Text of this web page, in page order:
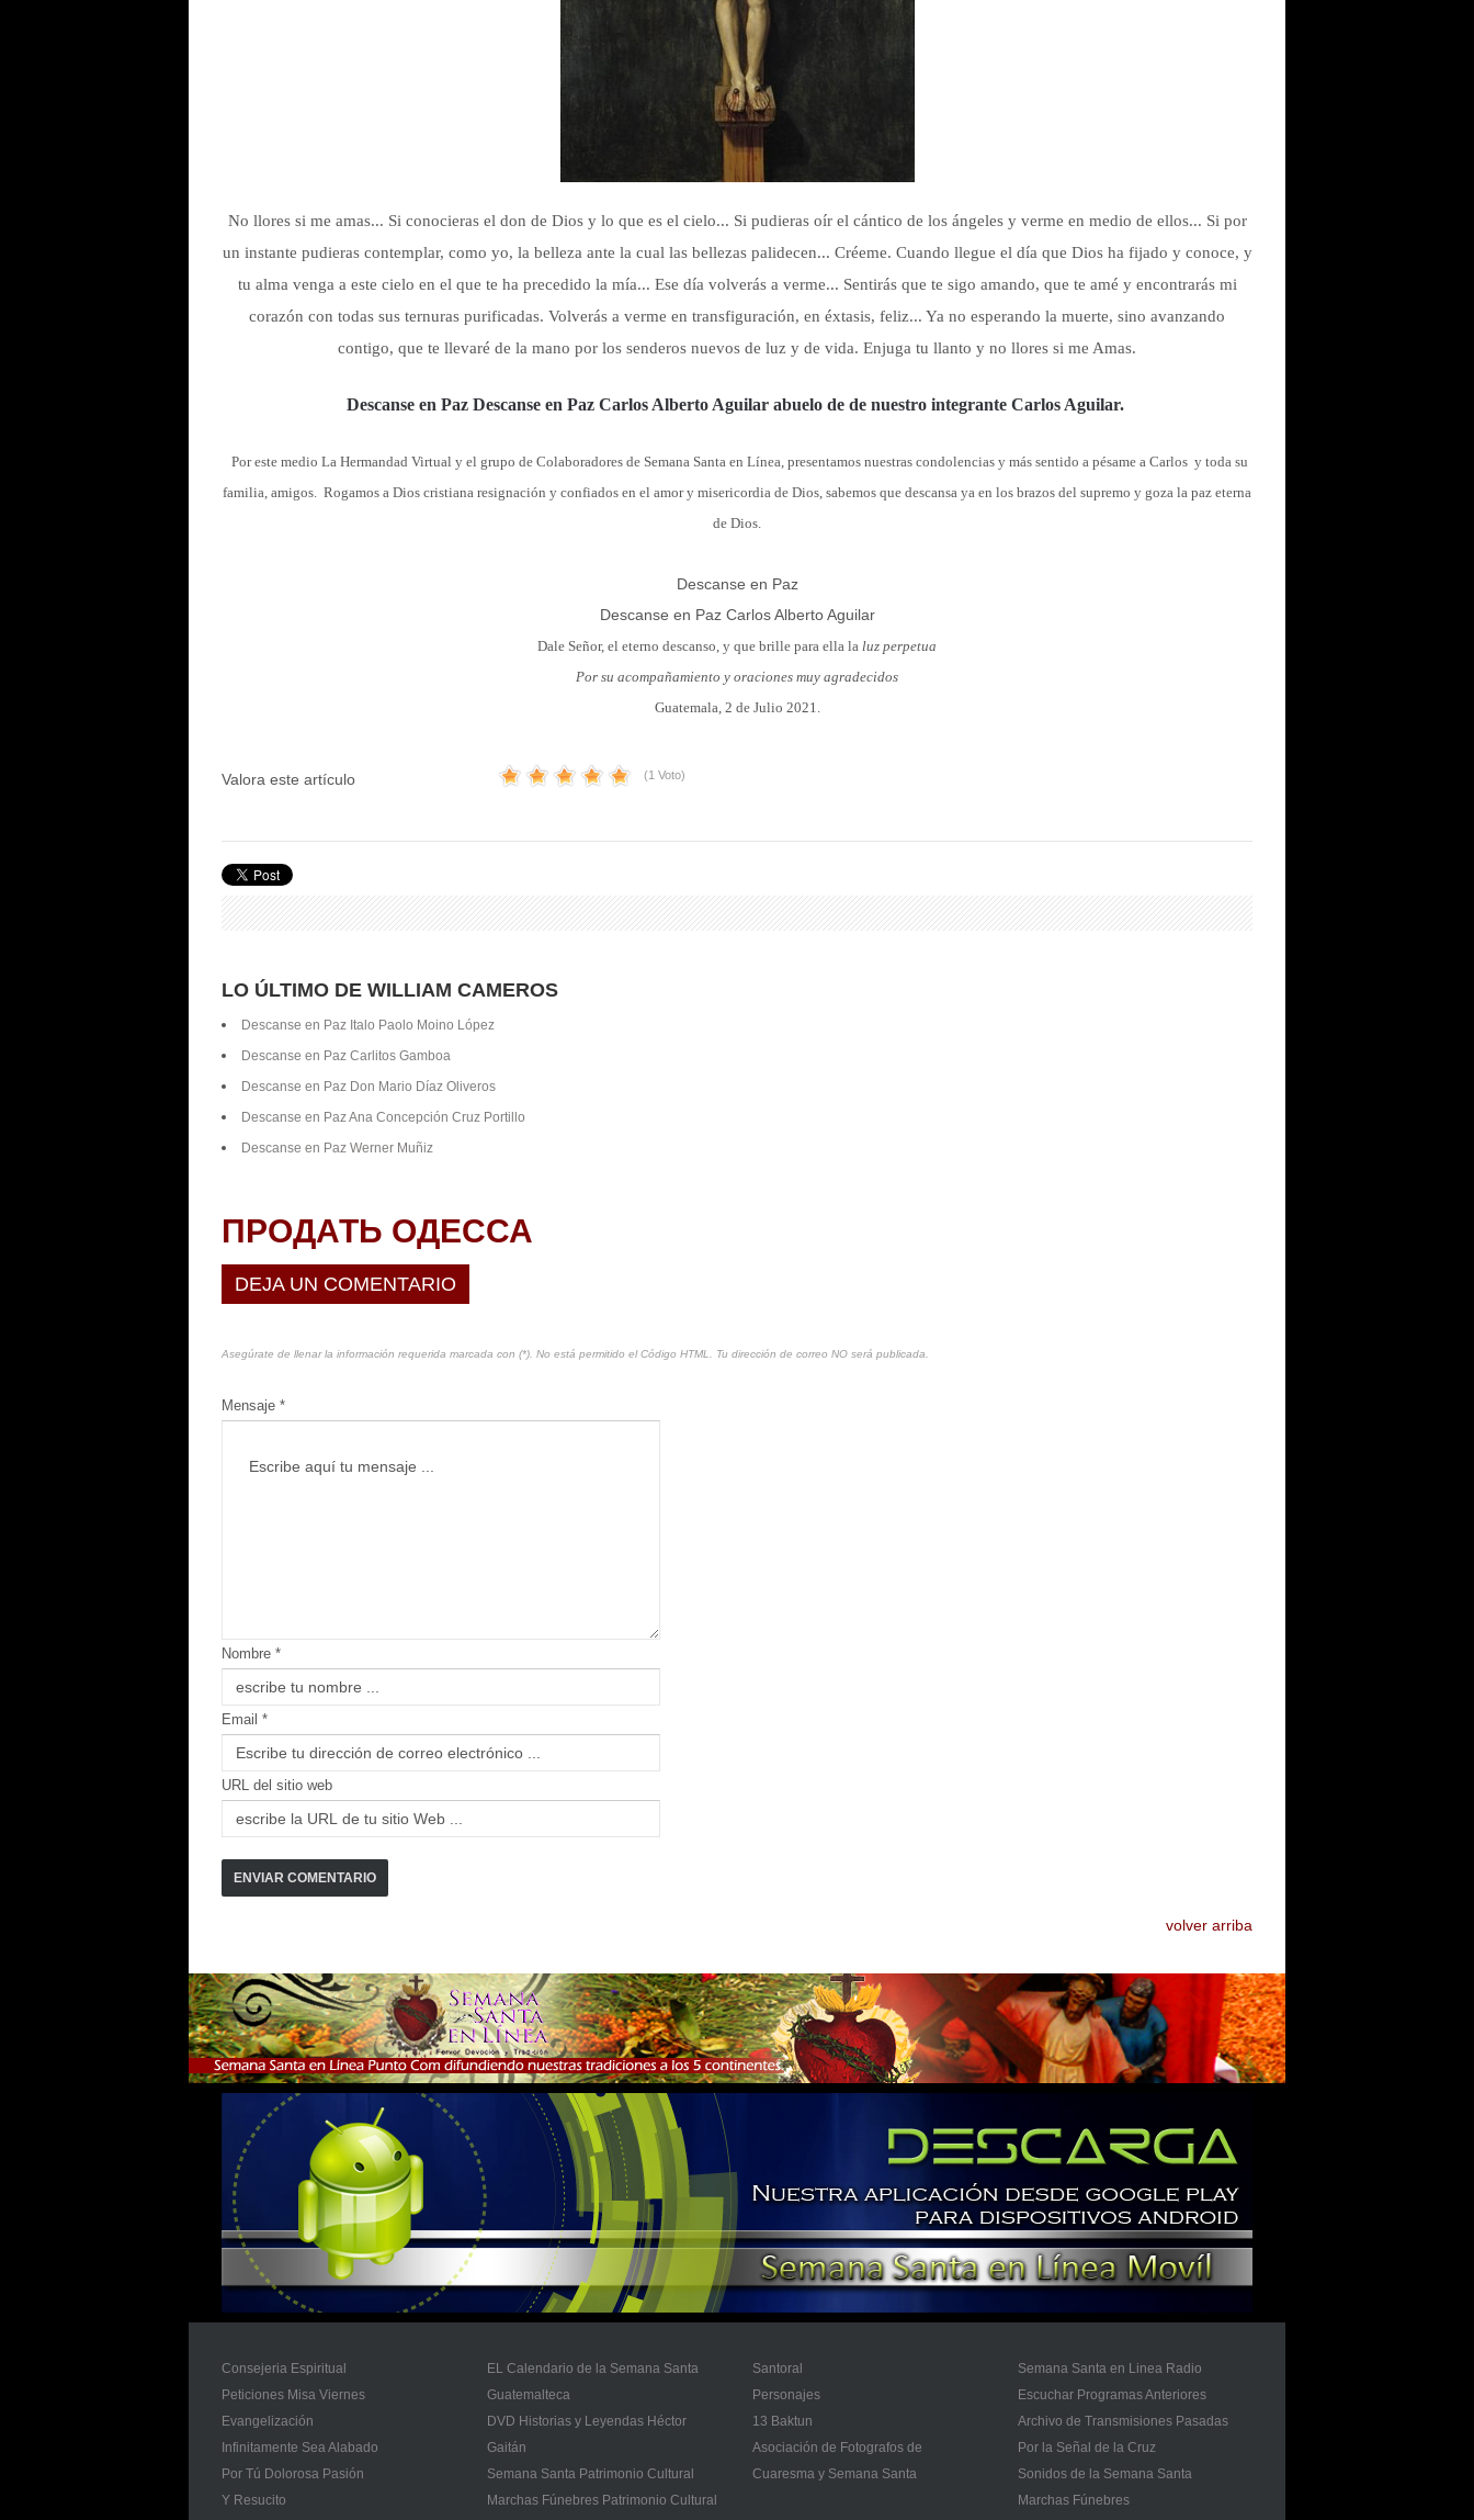
No llores si me amas... Si conocieras el don de Dios y lo que es el cielo... Si pudieras oír el cántico de los ángeles y verme en medio de ellos... Si por
un instante pudieras contemplar, como yo, la belleza ante la cual las bellezas palidecen... Créeme. Cuando llegue el día que Dios ha fijado y conoce, y
tu alma venga a este cielo en el que te ha precedido la mía... Ese día volverás a verme... Sentirás que te sigo amando, que te amé y encontrarás mi
corazón con todas sus ternuras purificadas. Volverás a verme en transfiguración, en éxtasis, feliz... Ya no esperando la muerte, sino avanzando
contigo, que te llevaré de la mano por los senderos nuevos de luz y de vida. Enjuga tu llanto y no llores si me Amas.
Descanse en Paz Descanse en Paz Carlos Alberto Aguilar abuelo de de nuestro integrante Carlos Aguilar.
Por este medio La Hermandad Virtual y el grupo de Colaboradores de Semana Santa en Línea, presentamos nuestras condolencias y más sentido a pésame a Carlos y toda su
familia, amigos. Rogamos a Dios cristiana resignación y confiados en el amor y misericordia de Dios, sabemos que descansa ya en los brazos del supremo y goza la paz eterna
de Dios.
Descanse en Paz
Descanse en Paz Carlos Alberto Aguilar
Dale Señor, el eterno descanso, y que brille para ella la luz perpetua
Por su acompañamiento y oraciones muy agradecidos
Guatemala, 2 de Julio 2021.
Valora este artículo (1 Voto)
LO ÚLTIMO DE WILLIAM CAMEROS
Descanse en Paz Italo Paolo Moino López
Descanse en Paz Carlitos Gamboa
Descanse en Paz Don Mario Díaz Oliveros
Descanse en Paz Ana Concepción Cruz Portillo
Descanse en Paz Werner Muñiz
ПРОДАТЬ ОДЕССА
DEJA UN COMENTARIO
Asegúrate de llenar la información requerida marcada con (*). No está permitido el Código HTML. Tu dirección de correo NO será publicada.
Mensaje *
Nombre *
Email *
URL del sitio web
volver arriba
Consejeria Espiritual
Peticiones Misa Viernes
Evangelización
Infinitamente Sea Alabado
Por Tú Dolorosa Pasión
Y Resucito
EL Calendario de la Semana Santa
Guatemalteca
DVD Historias y Leyendas Héctor
Gaitán
Semana Santa Patrimonio Cultural
Marchas Fúnebres Patrimonio Cultural
Santoral
Personajes
13 Baktun
Asociación de Fotografos de
Cuaresma y Semana Santa
Semana Santa en Linea Radio
Escuchar Programas Anteriores
Archivo de Transmisiones Pasadas
Por la Señal de la Cruz
Sonidos de la Semana Santa
Marchas Fúnebres